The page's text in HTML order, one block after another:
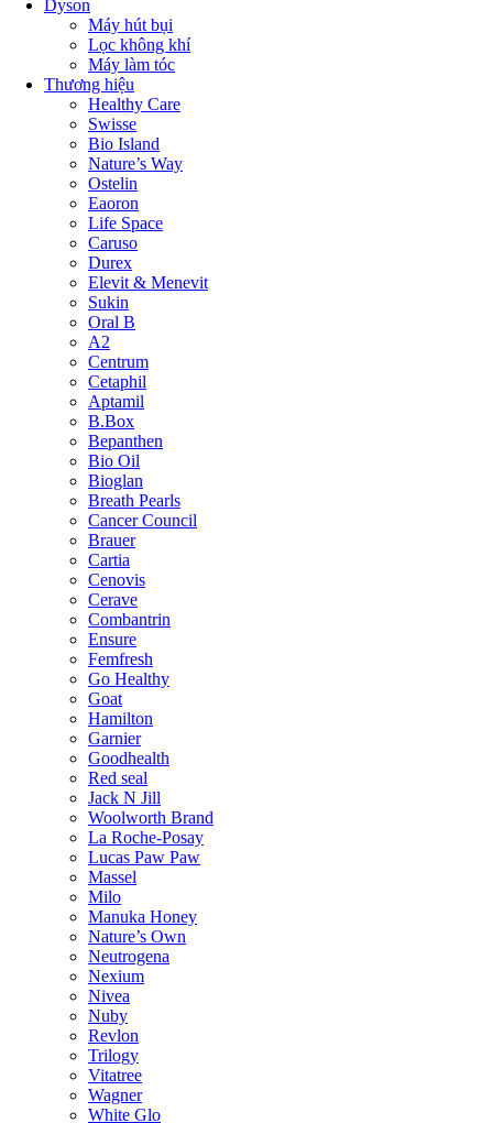
Dyson
Máy hút bụi
Lọc không khí
Máy làm tóc
Thương hiệu
Healthy Care
Swisse
Bio Island
Nature’s Way
Ostelin
Eaoron
Life Space
Caruso
Durex
Elevit & Menevit
Sukin
Oral B
A2
Centrum
Cetaphil
Aptamil
B.Box
Bepanthen
Bio Oil
Bioglan
Breath Pearls
Cancer Council
Brauer
Cartia
Cenovis
Cerave
Combantrin
Ensure
Femfresh
Go Healthy
Goat
Hamilton
Garnier
Goodhealth
Red seal
Jack N Jill
Woolworth Brand
La Roche-Posay
Lucas Paw Paw
Massel
Milo
Manuka Honey
Nature’s Own
Neutrogena
Nexium
Nivea
Nuby
Revlon
Trilogy
Vitatree
Wagner
White Glo